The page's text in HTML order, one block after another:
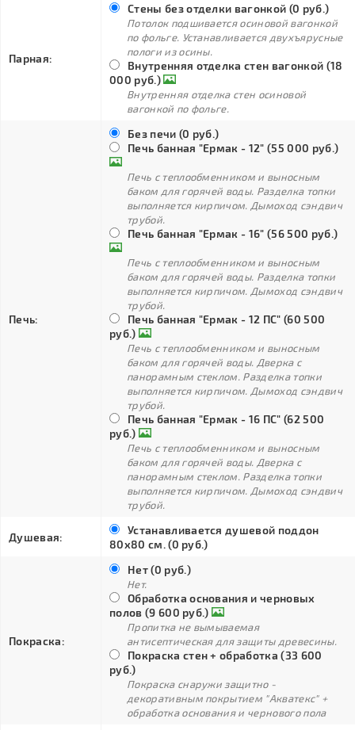
Парная:
Стены без отделки вагонкой (0 руб.)
Потолок подшивается осиновой вагонкой
по фольге. Устанавливается двухъярусные
пологи из осины.
Внутренняя отделка стен вагонкой (18
000 руб.)
Внутренняя отделка стен осиновой
вагонкой по фольге.
Печь:
Без печи (0 руб.)
Печь банная "Ермак - 12" (55 000 руб.)
Печь с теплообменником и выносным
баком для горячей воды. Разделка топки
выполняется кирпичом. Дымоход сэндвич
трубой.
Печь банная "Ермак - 16" (56 500 руб.)
Печь с теплообменником и выносным
баком для горячей воды. Разделка топки
выполняется кирпичом. Дымоход сэндвич
трубой.
Печь банная "Ермак - 12 ПС" (60 500
руб.)
Печь с теплообменником и выносным
баком для горячей воды. Дверка с
панорамным стеклом. Разделка топки
выполняется кирпичом. Дымоход сэндвич
трубой.
Печь банная "Ермак - 16 ПС" (62 500
руб.)
Печь с теплообменником и выносным
баком для горячей воды. Дверка с
панорамным стеклом. Разделка топки
выполняется кирпичом. Дымоход сэндвич
трубой.
Душевая:
Устанавливается душевой поддон
80х80 см. (0 руб.)
Покраска:
Нет (0 руб.)
Нет.
Обработка основания и черновых
полов (9 600 руб.)
Пропитка не вымываемая
антисептическая для защиты древесины.
Покраска стен + обработка (33 600
руб.)
Покраска снаружи защитно -
декоративным покрытием "Акватекс" +
обработка основания и чернового пола